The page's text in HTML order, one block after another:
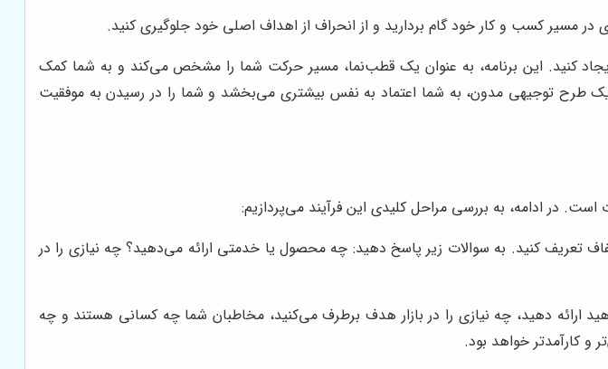
در مسیر کسب و کار خود گام بردارید و از انحراف از اهداف اصلی خود جلوگیری کنید.
کنید. این برنامه، به عنوان یک قطب‌نما، مسیر حرکت شما را مشخص می‌کند و به شما کمک
یک طرح توجیهی مدون، به شما اعتماد به نفس بیشتری می‌بخشد و شما را در رسیدن به موفقیت
در ادامه، به بررسی مراحل کلیدی این فرآیند می‌پردازیم:
تعریف کنید. به سوالات زیر پاسخ دهید: چه محصول یا خدمتی ارائه می‌دهید؟ چه نیازی را در
دهید، چه نیازی را در بازار هدف برطرف می‌کنید، مخاطبان شما چه کسانی هستند و چه
و کارآمدتر خواهد بود.